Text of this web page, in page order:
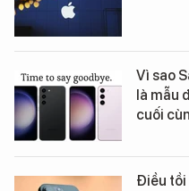
Vì sao
là mẫu
cuối
Điều tồi